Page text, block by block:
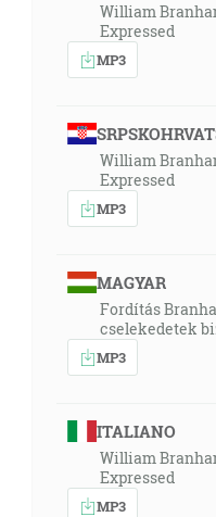
William
Expressed
MP3
William
Expressed
MP3
MAGYAR
Fordítás
cselekedetek
MP3
ITALIANO
William
Expressed
MP3